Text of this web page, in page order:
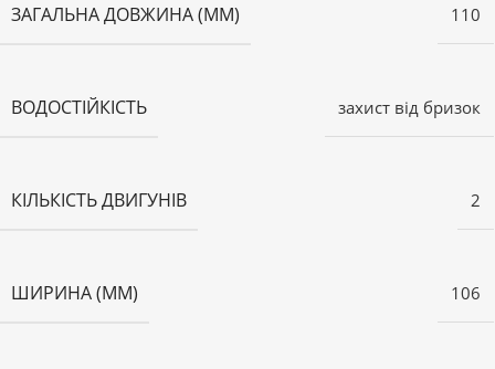
ЗАГАЛЬНА ДОВЖИНА (ММ) 110
ВОДОСТІЙКІСТЬ захист від бризок
КІЛЬКІСТЬ ДВИГУНІВ 2
ШИРИНА (ММ) 106